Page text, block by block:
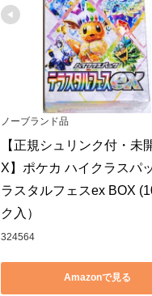
ノーブランド品
【正規シュリンク付・未
X】ポケカ ハイクラスパ
ラスタルフェスex BOX
ク入）
324564
Amazonで見る